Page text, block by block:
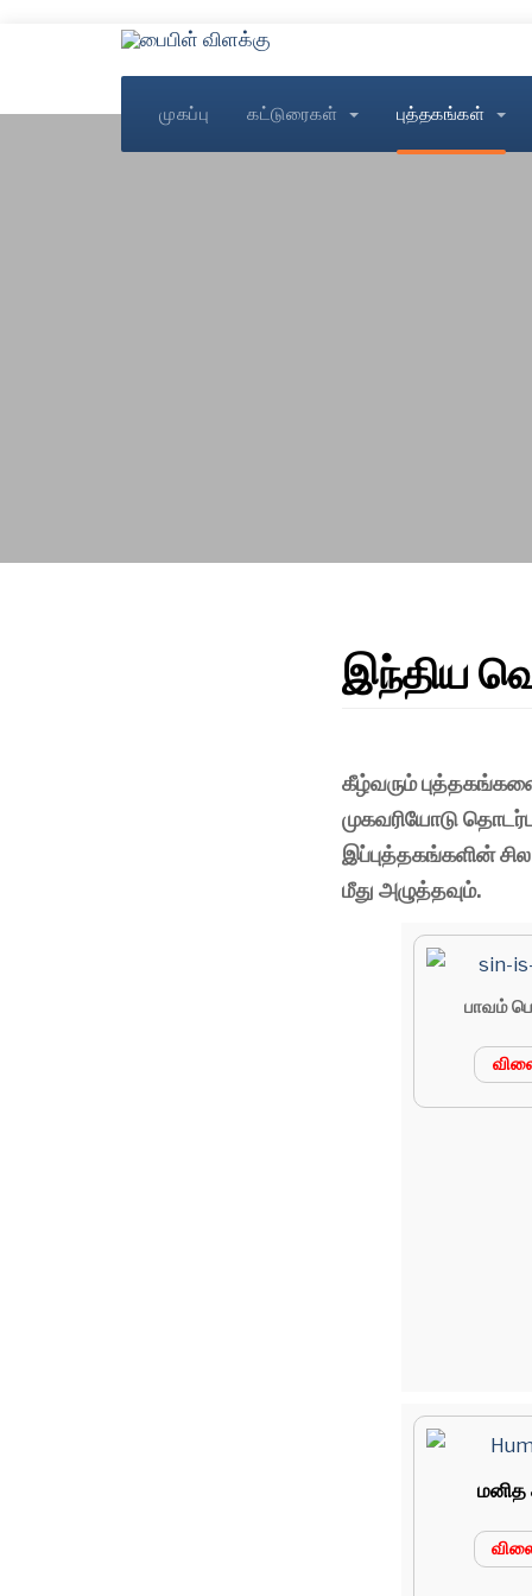
முகப்பு கட்டுரைகள் புத்தகங்கள்
இந்திய
கீழ்வரும்
முகவரியோடு
இப்புத்தகங்களின்
மீது அழுத்தவும்.
பாவம்
மனித